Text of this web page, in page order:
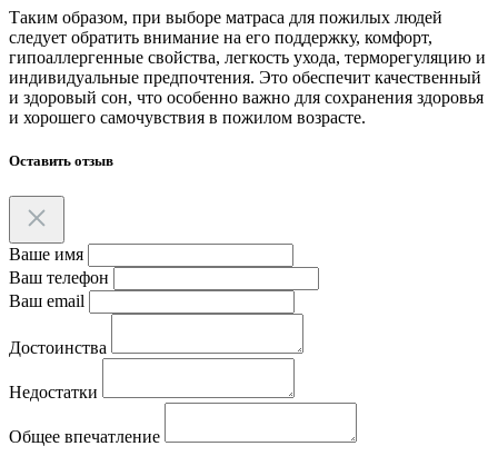
Таким образом, при выборе матраса для пожилых людей
следует обратить внимание на его поддержку, комфорт,
гипоаллергенные свойства, легкость ухода, терморегуляцию и
индивидуальные предпочтения. Это обеспечит качественный
и здоровый сон, что особенно важно для сохранения здоровья
и хорошего самочувствия в пожилом возрасте.
Оставить отзыв
Ваше имя
Ваш телефон
Ваш email
Достоинства
Недостатки
Общее впечатление